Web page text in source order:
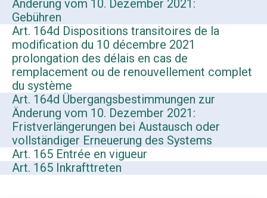
Änderung vom 10. Dezember 2021:
Gebühren
Art. 164d Dispositions transitoires de la
modification du 10 décembre 2021
prolongation des délais en cas de
remplacement ou de renouvellement complet
du système
Art. 164d Übergangsbestimmungen zur
Änderung vom 10. Dezember 2021:
Fristverlängerungen bei Austausch oder
vollständiger Erneuerung des Systems
Art. 165 Entrée en vigueur
Art. 165 Inkrafttreten